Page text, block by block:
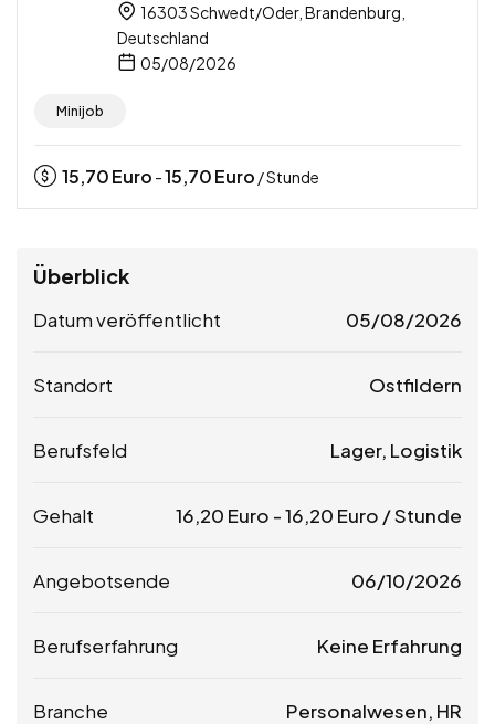
16303 Schwedt/Oder, Brandenburg,
Deutschland
05/08/2026
Minijob
15,70Euro -15,70Euro / Stunde
Überblick
Datum veröffentlicht 05/08/2026
Standort Ostfildern
Berufsfeld Lager, Logistik
Gehalt 16,20 Euro -16,20 Euro / Stunde
Angebotsende 06/10/2026
Berufserfahrung Keine Erfahrung
Branche Personalwesen, HR